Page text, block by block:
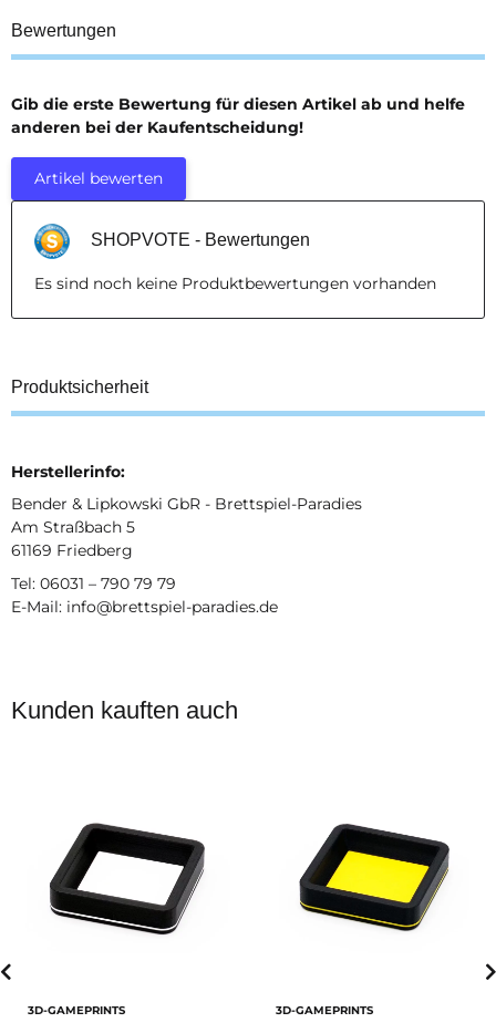
Bewertungen
Gib die erste Bewertung für diesen Artikel ab und helfe
anderen bei der Kaufentscheidung!
Artikel bewerten
SHOPVOTE - Bewertungen
Es sind noch keine Produktbewertungen vorhanden
Produktsicherheit
Herstellerinfo:
Bender & Lipkowski GbR - Brettspiel-Paradies
Am Straßbach 5
61169 Friedberg
Tel: 06031 – 790 79 79
E-Mail: info@brettspiel-paradies.de
Kunden kauften auch
3D-GAMEPRINTS 3D-GAMEPRINTS